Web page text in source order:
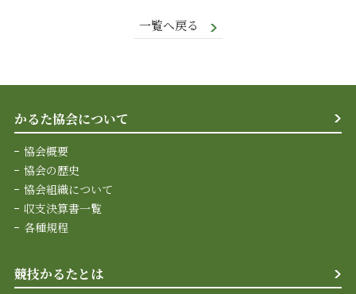
一覧へ戻る
かるた協会について
協会概要
協会の歴史
協会組織について
収支決算書一覧
各種規程
競技かるたとは